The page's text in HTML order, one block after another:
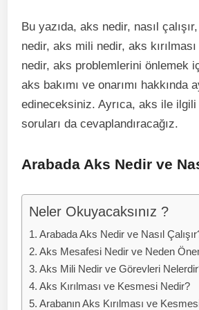
Bu yazıda, aks nedir, nasıl
nedir, aks mili nedir, aks
nedir, aks problemlerini önlemek
aks bakımı ve onarımı hakkında
edineceksiniz. Ayrıca, aks ile ilgili
soruları da cevaplandıracağız.
Arabada Aks Nedir ve
Neler Okuyacaksınız ?
Arabada Aks Nedir ve Nasıl
Aks Mesafesi Nedir ve Neden
Aks Mili Nedir ve Görevleri
Aks Kırılması ve Kesmesi Nedir?
Arabanın Aks Kırılması ve